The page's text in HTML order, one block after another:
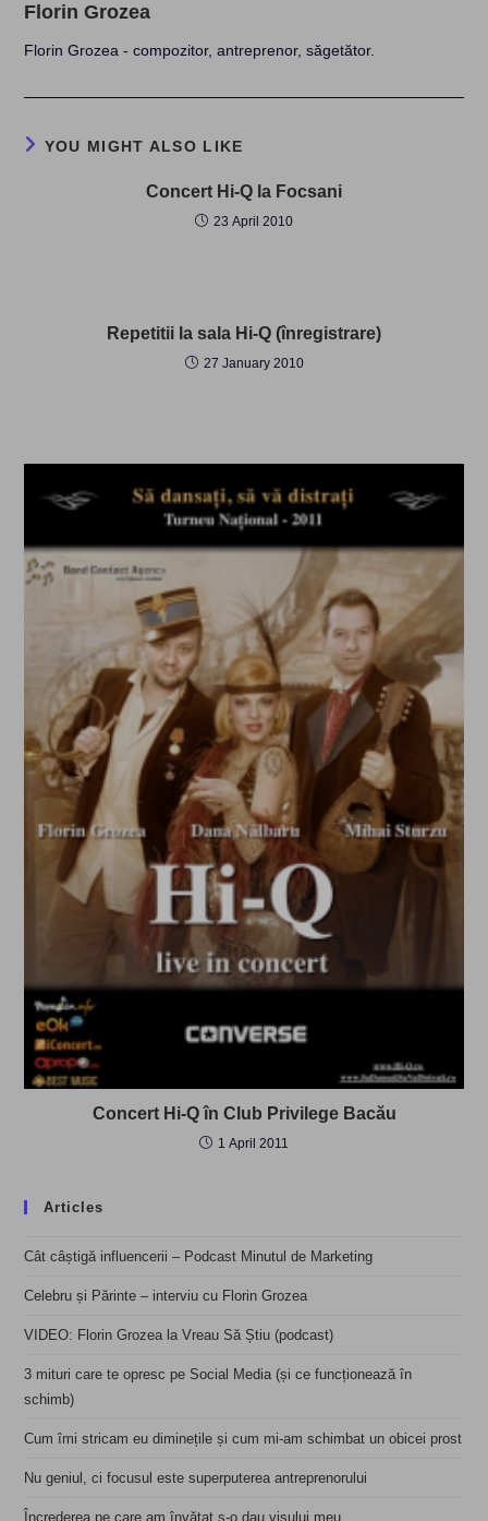
Florin Grozea
Florin Grozea - compozitor, antreprenor, săgetător.
YOU MIGHT ALSO LIKE
Concert Hi-Q la Focsani
23 April 2010
Repetitii la sala Hi-Q (înregistrare)
27 January 2010
Concert Hi-Q în Club Privilege Bacău
1 April 2011
Articles
Cât câștigă influencerii – Podcast Minutul de Marketing
Celebru și Părinte – interviu cu Florin Grozea
VIDEO: Florin Grozea la Vreau Să Știu (podcast)
3 mituri care te opresc pe Social Media (și ce funcționează în
schimb)
Cum îmi stricam eu diminețile și cum mi-am schimbat un obicei prost
Nu geniul, ci focusul este superputerea antreprenorului
Încrederea pe care am învățat s-o dau visului meu